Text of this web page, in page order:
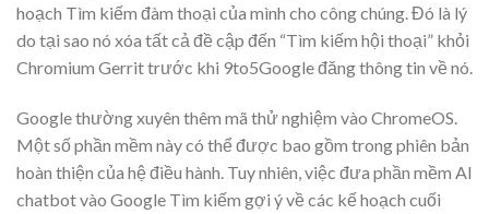
hoạch Tìm kiếm đàm thoại của mình cho công chúng. Đó là lý
do tại sao nó xóa tất cả đề cập đến “Tìm kiếm hội thoại” khỏi
Chromium Gerrit trước khi 9to5Google đăng thông tin về nó.
Google thường xuyên thêm mã thử nghiệm vào ChromeOS.
Một số phần mềm này có thể được bao gồm trong phiên bản
hoàn thiện của hệ điều hành. Tuy nhiên, việc đưa phần mềm AI
chatbot vào Google Tìm kiếm gợi ý về các kế hoạch cuối